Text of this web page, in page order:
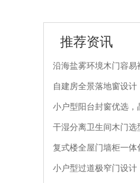
推荐资讯
沿海盐雾环境木门容
自建房全景落地窗设
小户型阳台封窗优选
干湿分离卫生间木门
复式楼全屋门墙柜一
小户型过道极窄门设